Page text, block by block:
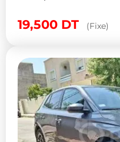
19,500 DT (Fixe)